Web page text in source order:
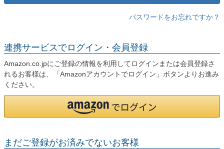
パスワードをお忘れですか？
連携サービスでログイン・会員登録
Amazon.co.jpにご登録の情報を利用してログインまたは会員登録さ
れるお客様は、「Amazonアカウントでログイン」ボタンよりお進み
ください。
まだご登録がお済みでないお客様